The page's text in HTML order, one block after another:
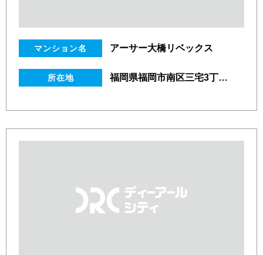
マンション名 アーサー大橋リベックス
所在地 福岡県福岡市南区三宅3丁目12番17号